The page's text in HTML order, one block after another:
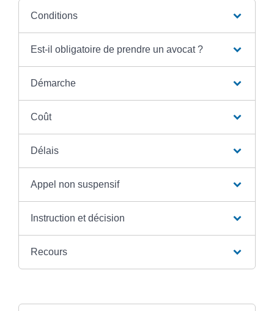
Conditions
Est-il obligatoire de prendre un avocat ?
Démarche
Coût
Délais
Appel non suspensif
Instruction et décision
Recours